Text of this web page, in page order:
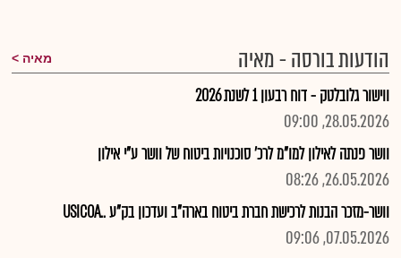
הודעות בורסה - מאיה מאיה
ווישור גלובלטק - דוח רבעון 1 לשנת 2026
28.05.2026, 09:00
וושר פנתה לאילון למו"מ לרכ' סוכנויות ביטוח של וושר ע"י אילון
26.05.2026, 08:26
וושר-מזכר הבנות לרכישת חברת ביטוח בארה"ב ועדכון בק"ע ..USICOA
07.05.2026, 09:06